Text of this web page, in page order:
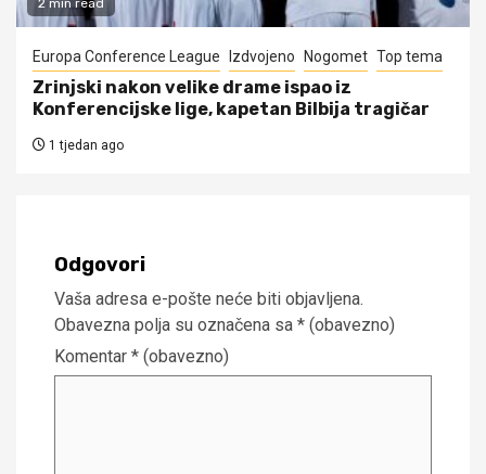
Europa Conference League Izdvojeno Nogomet Top tema
Zrinjski nakon velike drame ispao iz
Konferencijske lige, kapetan Bilbija tragičar
1 tjedan ago
Odgovori
Vaša adresa e-pošte neće biti objavljena.
Obavezna polja su označena sa * (obavezno)
Komentar * (obavezno)